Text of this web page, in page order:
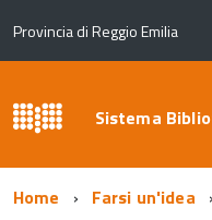
Provincia di Reggio Emilia
Sistema
Home Farsi un'idea